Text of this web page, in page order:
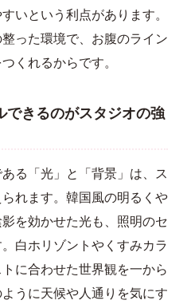
いという利点があります。
った環境で、お腹のライン
くれるからです。
できるのがスタジオの強
る「光」と「背景」は、ス
れます。韓国風の明るくや
を効かせた光も、照明のセ
白ホリゾントやくすみカラ
に合わせた世界観を一から
うに天候や人通りを気にす